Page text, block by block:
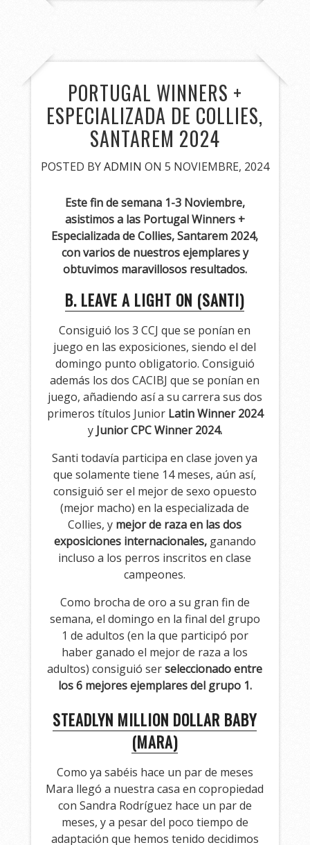
PORTUGAL WINNERS +
ESPECIALIZADA DE COLLIES,
SANTAREM 2024
POSTED BYADMIN ON 5 NOVIEMBRE, 2024
Este fin de semana 1-3 Noviembre,
asistimos a las Portugal Winners +
Especializada de Collies, Santarem 2024,
con varios de nuestros ejemplares y
obtuvimos maravillosos resultados.
B. LEAVE A LIGHT ON (SANTI)
Consiguió los 3 CCJ que se ponían en
juego en las exposiciones, siendo el del
domingo punto obligatorio. Consiguió
además los dos CACIBJ que se ponían en
juego, añadiendo así a su carrera sus dos
primeros títulos Junior Latin Winner 2024
y Junior CPC Winner 2024.
Santi todavía participa en clase joven ya
que solamente tiene 14 meses, aún así,
consiguió ser el mejor de sexo opuesto
(mejor macho) en la especializada de
Collies, y mejor de raza en las dos
exposiciones internacionales, ganando
incluso a los perros inscritos en clase
campeones.
Como brocha de oro a su gran fin de
semana, el domingo en la final del grupo
1 de adultos (en la que participó por
haber ganado el mejor de raza a los
adultos) consiguió serseleccionado entre
los 6 mejores ejemplares del grupo 1.
STEADLYN MILLION DOLLAR BABY
(MARA)
Como ya sabéis hace un par de meses
Mara llegó a nuestra casa en copropiedad
con Sandra Rodríguez hace un par de
meses, y a pesar del poco tiempo de
adaptación que hemos tenido decidimos